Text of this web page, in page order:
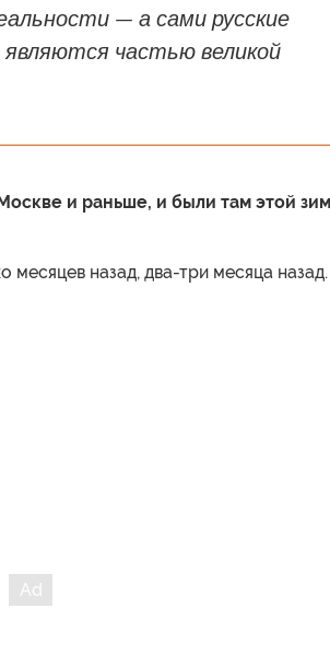
— а сами русские
частью великой
и раньше, и были там этой
месяцев назад, два-три месяца назад.